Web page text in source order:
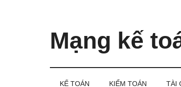
Mạng kế
KẾ TOÁN KIỂM TOÁN TÀI